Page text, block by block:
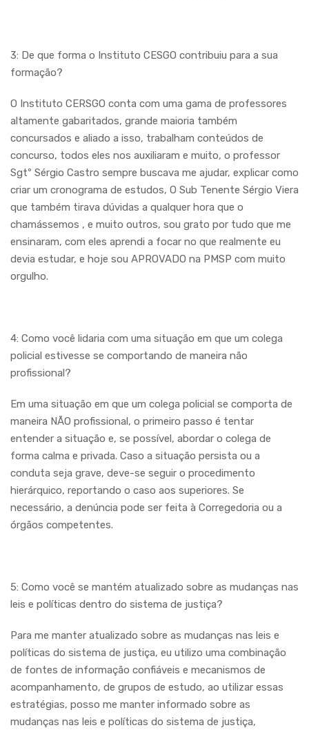
3: De que forma o Instituto CESGO contribuiu para a sua
formação?
O Instituto CERSGO conta com uma gama de professores
altamente gabaritados, grande maioria também
concursados e aliado a isso, trabalham conteúdos de
concurso, todos eles nos auxiliaram e muito, o professor
Sgtº Sérgio Castro sempre buscava me ajudar, explicar como
criar um cronograma de estudos, O Sub Tenente Sérgio Viera
que também tirava dúvidas a qualquer hora que o
chamássemos , e muito outros, sou grato por tudo que me
ensinaram, com eles aprendi a focar no que realmente eu
devia estudar, e hoje sou APROVADO na PMSP com muito
orgulho.
4: Como você lidaria com uma situação em que um colega
policial estivesse se comportando de maneira não
profissional?
Em uma situação em que um colega policial se comporta de
maneira NÃO profissional, o primeiro passo é tentar
entender a situação e, se possível, abordar o colega de
forma calma e privada. Caso a situação persista ou a
conduta seja grave, deve-se seguir o procedimento
hierárquico, reportando o caso aos superiores. Se
necessário, a denúncia pode ser feita à Corregedoria ou a
órgãos competentes.
5: Como você se mantém atualizado sobre as mudanças nas
leis e políticas dentro do sistema de justiça?
Para me manter atualizado sobre as mudanças nas leis e
políticas do sistema de justiça, eu utilizo uma combinação
de fontes de informação confiáveis e mecanismos de
acompanhamento, de grupos de estudo, ao utilizar essas
estratégias, posso me manter informado sobre as
mudanças nas leis e políticas do sistema de justiça,